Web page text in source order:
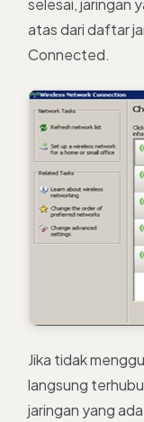
atas dari daftar
Connected.
Jika tidak
langsung
jaringan yang